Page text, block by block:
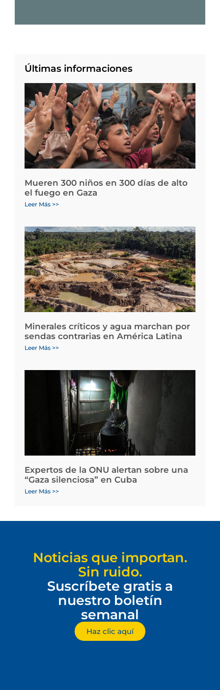
Últimas informaciones
Mueren 300 niños en 300 días de alto
el fuego en Gaza
Leer Más >>
Minerales críticos y agua marchan por
sendas contrarias en América Latina
Leer Más >>
Expertos de la ONU alertan sobre una
“Gaza silenciosa” en Cuba
Leer Más >>
Noticias que importan.
Sin ruido.
Suscríbete gratis a
nuestro boletín
semanal
Haz clic aquí